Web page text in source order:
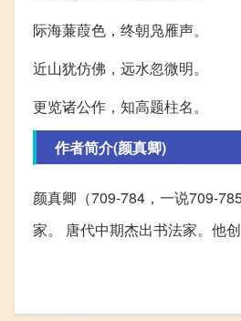
际海蒹葭色，终朝凫雁声。
近山犹仿佛，远水忽微明。
更览诸公作，知高题柱名。
作者简介(颜真卿)
颜真卿（709-784，一说709-
家。 唐代中期杰出书法家。他创